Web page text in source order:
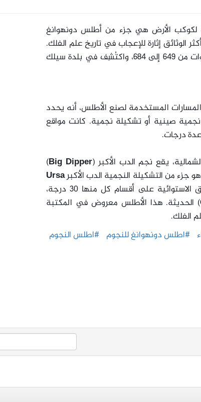
لكوكب الأرض هي جزء من أطلس دونهوانغ
الوثائق إثارة للإعجاب في تاريخ علم الفلك.
أقدم أطلس نجوم كامل معروف، يعود إلى السنوات من 649 إلى 684، واكتُشِف في بلدة سيلك
المستخدمة لصنع الأطلس، أنه يحدد
نجم ويحدد 257 مجموعة نجمية صينية أو تشكيلة نجمية. كانت مواقع
درجات.
يقع نجم الدب الأكبر (Big Dipper
)
من التشكيلة النجمية الدب الأكبرUrsa
. وتوجد 12 خريطة إضافية تصف المناطق الاستوائية على أقسام كل منها 30 درجة،
) الحديثة. هذا الأطلس معروض في المكتبة
الفلك.
#اطلس دونهوانغ للنجوم #اطلس النجوم